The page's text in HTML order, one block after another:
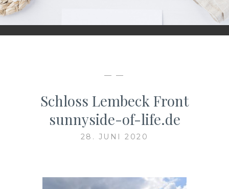
— —
Schloss Lembeck Front
sunnyside-of-life.de
28. JUNI 2020